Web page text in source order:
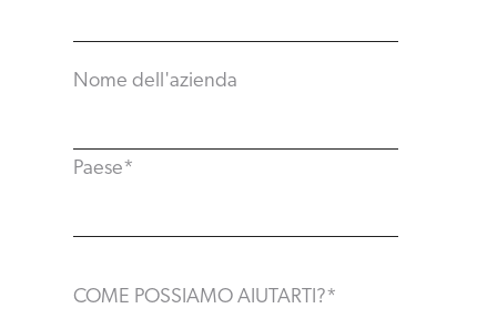
Nome dell'azienda
Paese*
COME POSSIAMO AIUTARTI?*